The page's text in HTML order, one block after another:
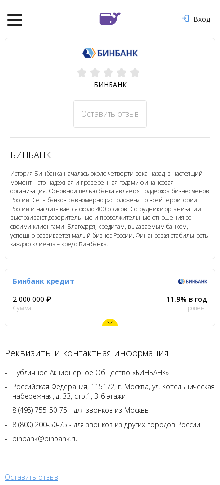
Вход
БИНБАНК
Оставить отзыв
БИНБАНК
История Бинбанка началась около четверти века назад, в настоящий
момент – это надежная и проверенная годами финансовая
организация. Основной целью банка является поддержка бизнесменов
России. Сеть банков равномерно расположена по всей территории
России и насчитывается около 400 офисов. Сотрудники организации
выстраивают доверительные и продолжительные отношения со
своими клиентами. Благодаря, кредитам, выдаваемым банком,
успешно развивается малый бизнес России. Финансовая стабильность
каждого клиента – кредо Бинбанка.
Бинбанк кредит
2 000 000 ₽
Сумма
11.9% в год
Процент
Реквизиты и контактная информация
Публичное Акционерное Общество «БИНБАНК»
Российская Федерация, 115172, г. Москва, ул. Котельническая
набережная, д. 33, стр.1, 3-6 этажи
8 (495) 755-50-75 - для звонков из Москвы
8 (800) 200-50-75 - для звонков из других городов России
binbank@binbank.ru
Оставить отзыв